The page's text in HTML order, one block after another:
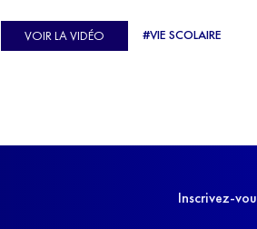
C'est l'histoire de nombreux réfugiés, et
celle de Lisa Machukha, que nous vous
VOIR LA VIDÉO #VIE SCOLAIRE
Inscrivez-